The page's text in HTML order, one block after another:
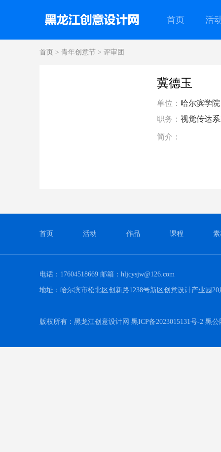
首页 活
首页 > 青年创意节 > 评审团
冀德玉
单位： 哈尔滨学院
职务： 视觉传达
简介：
首页 活动 作品 课程
电话：17604518669 邮箱：hljcysjw@126.com
地址：哈尔滨市松北区创新路1238号新区创意设计产业园20
版权所有：黑龙江创意设计网 黑ICP备2023015131号-2 黑公